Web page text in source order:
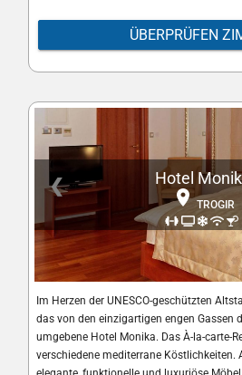
ÜBERPRÜFEN
❮ Hotel
TROGIR
Im Herzen der UNESCO-geschützten
das von den einzigartigen engen Gassen
umgebene Hotel Monika. Das À-la-carte-
verschiedene mediterrane Köstlichkeiten.